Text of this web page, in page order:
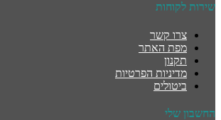
שירות לקוחות
צרו קשר
מפת האתר
תקנון
מדיניות הפרטיות
ביטולים
החשבון שלי